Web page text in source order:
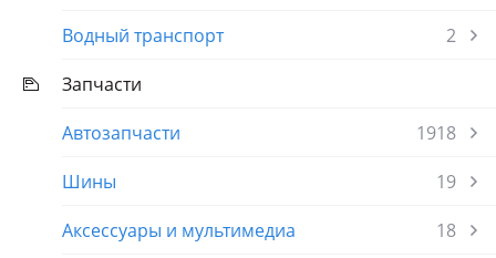
Водный транспорт
2
Запчасти
Автозапчасти
1918
Шины
19
Аксессуары и мультимедиа
18